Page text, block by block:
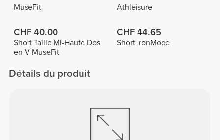
MuseFit
Athleisure
CHF 40.00
Short Taille Mi-Haute Dos
en V MuseFit
CHF 44.65
Short IronMode
Détails du produit